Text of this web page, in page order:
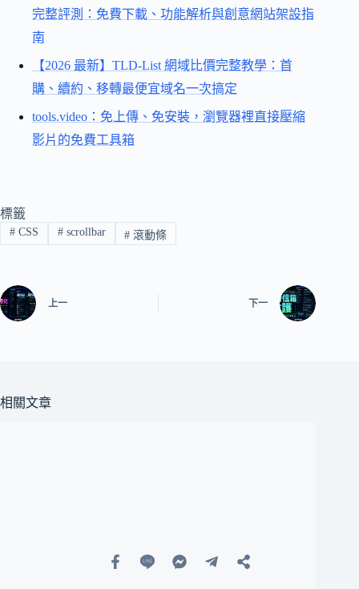
完整評測：免費下載、功能解析與創意網站架設指
南
【2026 最新】TLD-List 網域比價完整教學：首
購、續約、移轉最便宜域名一次搞定
tools.video：免上傳、免安裝，瀏覽器裡直接壓縮
影片的免費工具箱
標籤
#CSS #scrollbar # 滾動條
上一 下一
相關文章